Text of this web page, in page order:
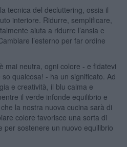
tecnica del decluttering, ossia il
interiore. Ridurre, semplificare,
aiuta a ridurre l’ansia e
l’esterno per far ordine
mai neutra, ogni colore - e fidatevi
qualcosa! - ha un significato. Ad
e creatività, il blu calma e
il verde infonde equilibrio e
la nostra nuova cucina sarà di
colore favorisce una sorta di
per sostenere un nuovo equilibrio